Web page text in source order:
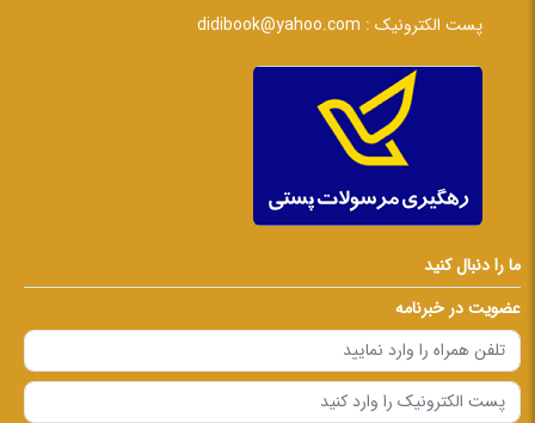
پست الکترونیک : didibook@yahoo.com
ما را دنبال کنید
عضویت در خبرنامه